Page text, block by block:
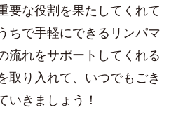
要な役割を果たしてくれて
ちで手軽にできるリンパマ
流れをサポートしてくれる
取り入れて、いつでもごき
いきましょう！